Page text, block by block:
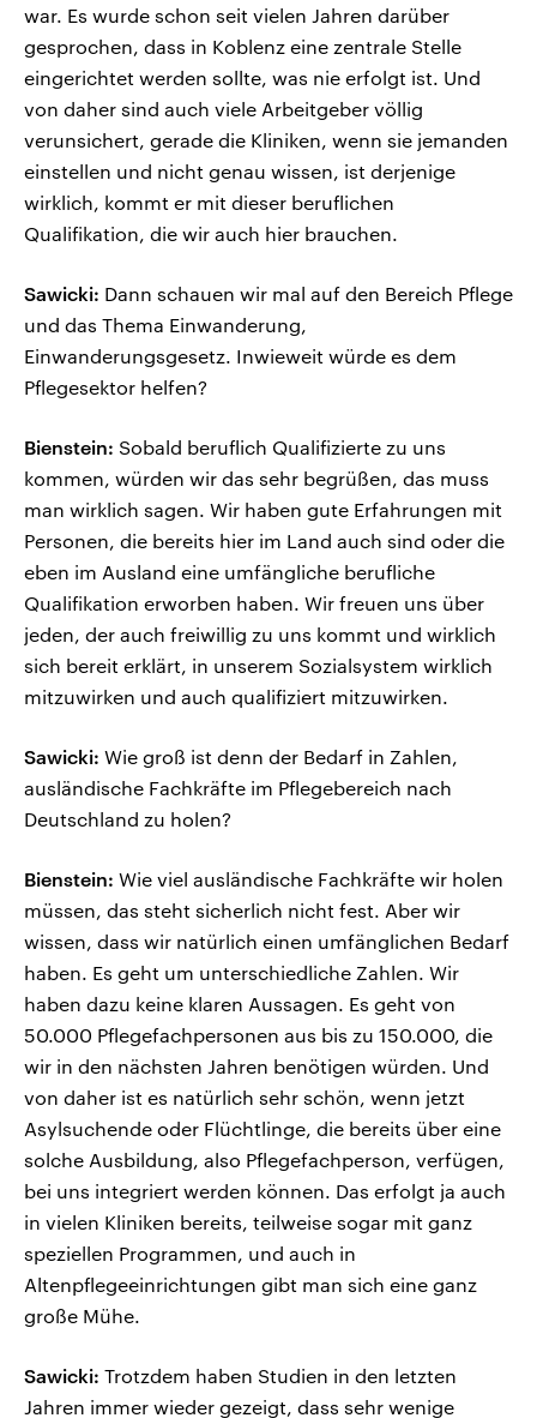
war. Es wurde schon seit vielen Jahren darüber
gesprochen, dass in Koblenz eine zentrale Stelle
eingerichtet werden sollte, was nie erfolgt ist. Und
von daher sind auch viele Arbeitgeber völlig
verunsichert, gerade die Kliniken, wenn sie jemanden
einstellen und nicht genau wissen, ist derjenige
wirklich, kommt er mit dieser beruflichen
Qualifikation, die wir auch hier brauchen.
Sawicki: Dann schauen wir mal auf den Bereich Pflege
und das Thema Einwanderung,
Einwanderungsgesetz. Inwieweit würde es dem
Pflegesektor helfen?
Bienstein: Sobald beruflich Qualifizierte zu uns
kommen, würden wir das sehr begrüßen, das muss
man wirklich sagen. Wir haben gute Erfahrungen mit
Personen, die bereits hier im Land auch sind oder die
eben im Ausland eine umfängliche berufliche
Qualifikation erworben haben. Wir freuen uns über
jeden, der auch freiwillig zu uns kommt und wirklich
sich bereit erklärt, in unserem Sozialsystem wirklich
mitzuwirken und auch qualifiziert mitzuwirken.
Sawicki: Wie groß ist denn der Bedarf in Zahlen,
ausländische Fachkräfte im Pflegebereich nach
Deutschland zu holen?
Bienstein: Wie viel ausländische Fachkräfte wir holen
müssen, das steht sicherlich nicht fest. Aber wir
wissen, dass wir natürlich einen umfänglichen Bedarf
haben. Es geht um unterschiedliche Zahlen. Wir
haben dazu keine klaren Aussagen. Es geht von
50.000 Pflegefachpersonen aus bis zu 150.000, die
wir in den nächsten Jahren benötigen würden. Und
von daher ist es natürlich sehr schön, wenn jetzt
Asylsuchende oder Flüchtlinge, die bereits über eine
solche Ausbildung, also Pflegefachperson, verfügen,
bei uns integriert werden können. Das erfolgt ja auch
in vielen Kliniken bereits, teilweise sogar mit ganz
speziellen Programmen, und auch in
Altenpflegeeinrichtungen gibt man sich eine ganz
große Mühe.
Sawicki: Trotzdem haben Studien in den letzten
Jahren immer wieder gezeigt, dass sehr wenige